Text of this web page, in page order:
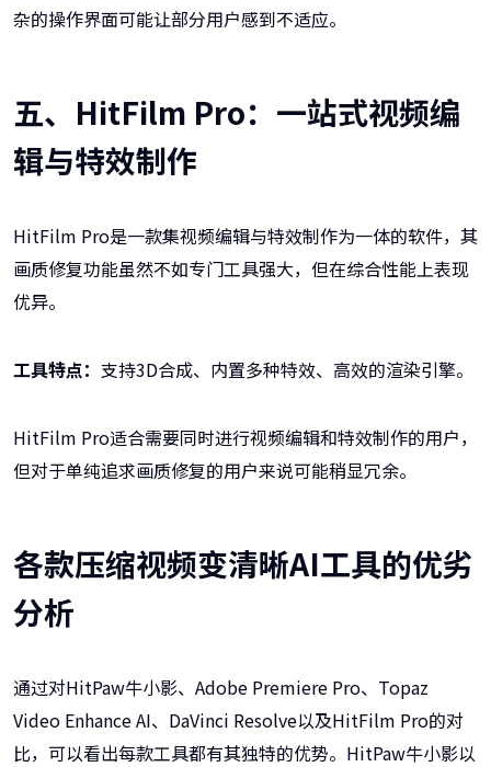
杂的操作界面可能让部分用户感到不适应。
五、HitFilm Pro：一站式视频编
辑与特效制作
HitFilm Pro是一款集视频编辑与特效制作为一体的软件，其
画质修复功能虽然不如专门工具强大，但在综合性能上表现
优异。
工具特点： 支持3D合成、内置多种特效、高效的渲染引擎。
HitFilm Pro适合需要同时进行视频编辑和特效制作的用户，
但对于单纯追求画质修复的用户来说可能稍显冗余。
各款压缩视频变清晰AI工具的优劣
分析
通过对HitPaw牛小影、Adobe Premiere Pro、Topaz
Video Enhance AI、DaVinci Resolve以及HitFilm Pro的对
比，可以看出每款工具都有其独特的优势。HitPaw牛小影以